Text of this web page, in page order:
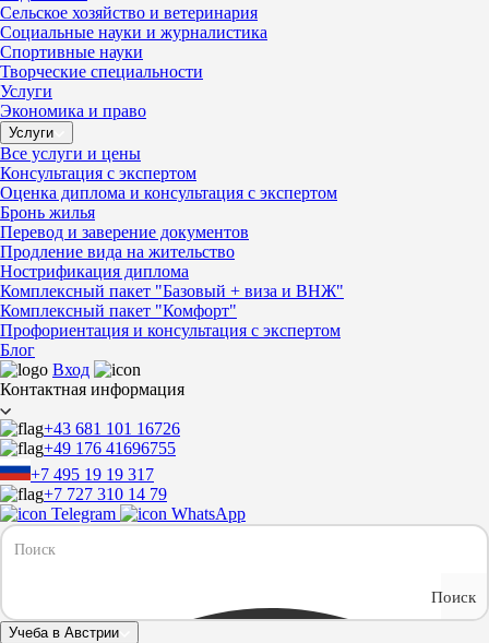
Сельское хозяйство и ветеринария
Социальные науки и журналистика
Спортивные науки
Творческие специальности
Услуги
Экономика и право
Услуги
Все услуги и цены
Консультация с экспертом
Оценка диплома и консультация с экспертом
Бронь жилья
Перевод и заверение документов
Продление вида на жительство
Нострификация диплома
Комплексный пакет "Базовый + виза и ВНЖ"
Комплексный пакет "Комфорт"
Профориентация и консультация с экспертом
Блог
Вход
Контактная информация
+43 681 101 16726
+49 176 41696755
+7 495 19 19 317
+7 727 310 14 79
Telegram
WhatsApp
Поиск
Учеба в Австрии